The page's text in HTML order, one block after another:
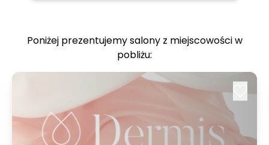
Poniżej prezentujemy salony z miejscowości w
pobliżu: